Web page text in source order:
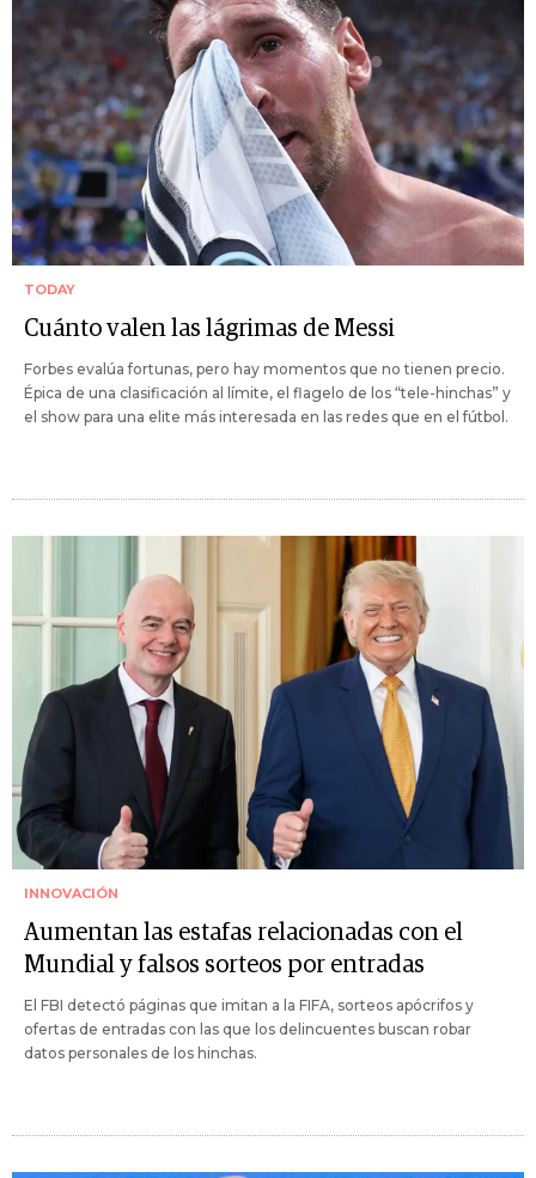
TODAY
Cuánto valen las lágrimas de Messi
Forbes evalúa fortunas, pero hay momentos que no tienen precio.
Épica de una clasificación al límite, el flagelo de los “tele-hinchas” y
el show para una elite más interesada en las redes que en el fútbol.
INNOVACIÓN
Aumentan las estafas relacionadas con el
Mundial y falsos sorteos por entradas
El FBI detectó páginas que imitan a la FIFA, sorteos apócrifos y
ofertas de entradas con las que los delincuentes buscan robar
datos personales de los hinchas.